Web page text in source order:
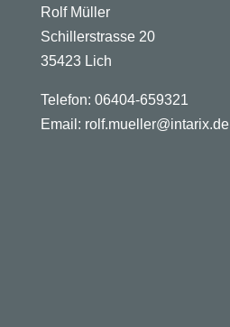
Rolf Müller
Schillerstrasse 20
35423 Lich
Telefon: 06404-659321
Email: rolf.mueller@intarix.de